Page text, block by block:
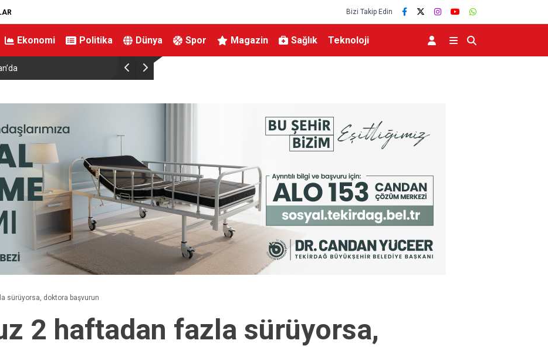
Bizi Takip Edin
Ekonomi Politika Dünya Spor Magazin Sağlık Teknoloji
Uludağ’da orman yangını
sürüyorsa, doktora başvurun
2 haftadan fazla sürüyorsa,